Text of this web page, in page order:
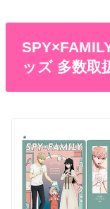
ッズ 多数取